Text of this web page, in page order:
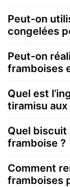
Peut-on
congelées
Peut-on
framboises
Quel est
tiramisu
Quel
framboise ?
Comment
framboises